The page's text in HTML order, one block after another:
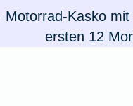
Motorrad-Kasko
ersten 12